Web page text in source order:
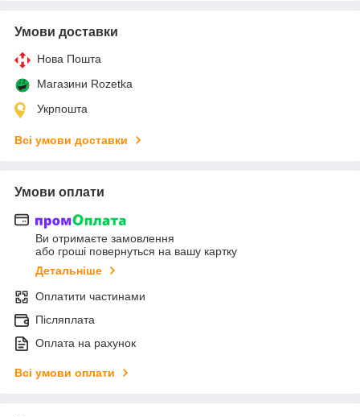
Умови доставки
Нова Пошта
Магазини Rozetka
Укрпошта
Всі умови доставки
Умови оплати
Ви отримаєте замовлення
або гроші повернуться на вашу картку
Детальніше
Оплатити частинами
Післяплата
Оплата на рахунок
Всі умови оплати